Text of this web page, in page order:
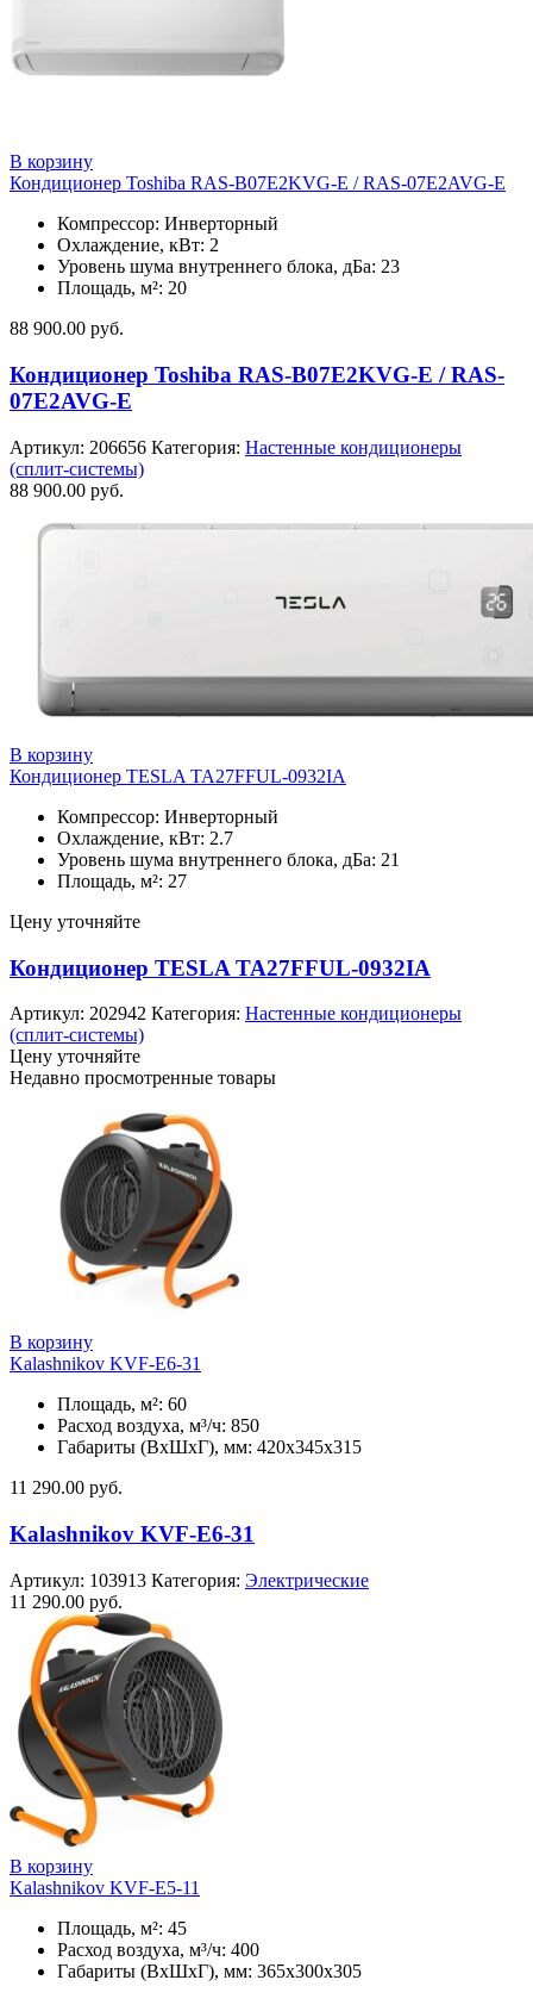
В корзину
Кондиционер Toshiba RAS-B07E2KVG-E / RAS-07E2AVG-E
Компрессор: Инверторный
Охлаждение, кВт: 2
Уровень шума внутреннего блока, дБа: 23
Площадь, м²: 20
88 900.00 руб.
Кондиционер Toshiba RAS-B07E2KVG-E / RAS-
07E2AVG-E
Артикул: 206656 Категория: Настенные кондиционеры
(сплит-системы)
88 900.00 руб.
В корзину
Кондиционер TESLA TA27FFUL-0932IA
Компрессор: Инверторный
Охлаждение, кВт: 2.7
Уровень шума внутреннего блока, дБа: 21
Площадь, м²: 27
Цену уточняйте
Кондиционер TESLA TA27FFUL-0932IA
Артикул: 202942 Категория: Настенные кондиционеры
(сплит-системы)
Цену уточняйте
Недавно просмотренные товары
В корзину
Kalashnikov KVF-E6-31
Площадь, м²: 60
Расход воздуха, м³/ч: 850
Габариты (ВхШхГ), мм: 420x345x315
11 290.00 руб.
Kalashnikov KVF-E6-31
Артикул: 103913 Категория: Электрические
11 290.00 руб.
В корзину
Kalashnikov KVF-E5-11
Площадь, м²: 45
Расход воздуха, м³/ч: 400
Габариты (ВхШхГ), мм: 365x300x305